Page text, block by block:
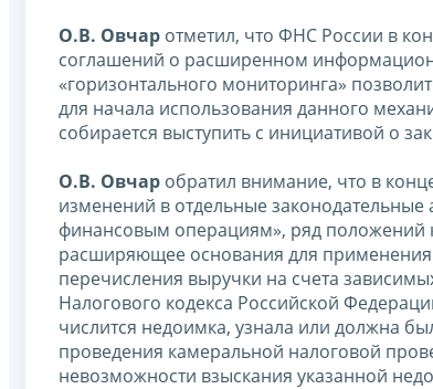
О.В. Овчар отметил, что ФНС России в
соглашений о расширенном
«горизонтального мониторинга»
для начала использования данного
собирается выступить с инициативой о
О.В. Овчар обратил внимание, что в
изменений в отдельные
финансовым операциям», ряд положений
расширяющее основания для применения
перечисления выручки на счета
Налогового кодекса Российской
числится недоимка, узнала или должна
проведения камеральной налоговой
невозможности взыскания указанной